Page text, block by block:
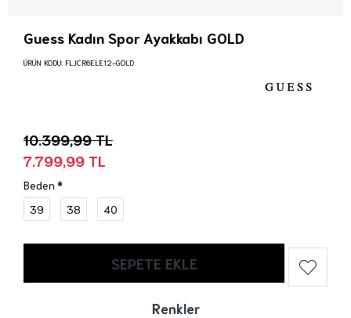
Guess Kadın Spor Ayakkabı GOLD
Renkler
7.799,99 TL
10.399,99 TL
ÜRÜN KODU: FLJCR6ELE12-GOLD
Beden
39
38 40
SEPETE EKLE